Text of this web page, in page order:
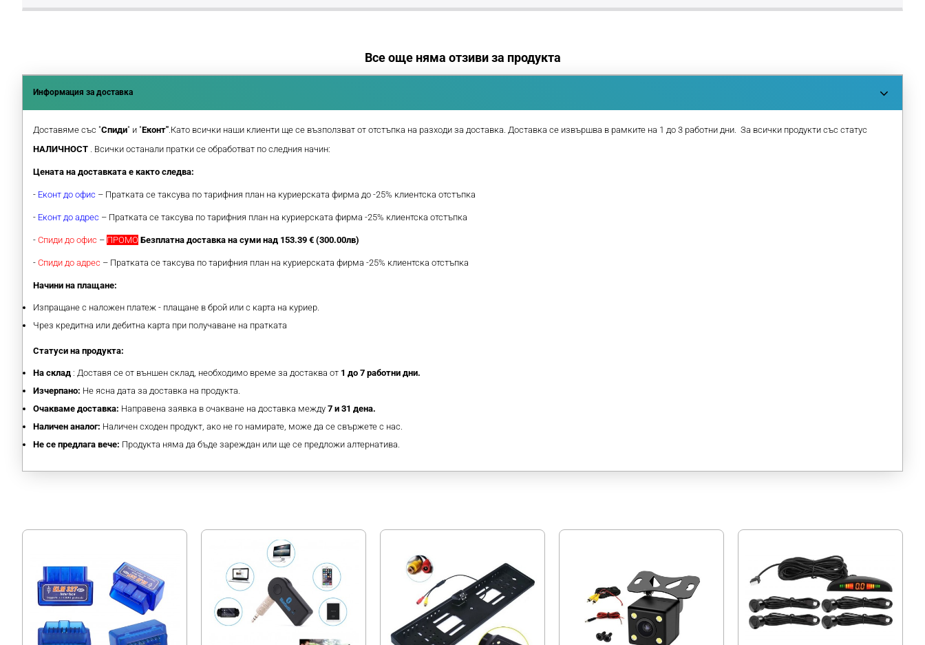
Все още няма отзиви за продукта
Информация за доставка
Доставяме със "Спиди" и "Еконт" .Като всички наши клиенти ще се възползват от отстъпка на разходи за доставка. Доставка се извършва в рамките на 1 до 3 работни дни. За всички продукти със статус
НАЛИЧНОСТ
. Всички останали пратки се обработват по следния начин:
Цената на доставката е както следва:
- Еконт до офис – Пратката се таксува по тарифния план на куриерската фирма до -25% клиентска отстъпка
- Еконт до адрес – Пратката се таксува по тарифния план на куриерската фирма -25% клиентска отстъпка
- Спиди до офис – ПРОМО Безплатна доставка на суми над 153.39 € (300.00лв)
- Спиди до адрес – Пратката се таксува по тарифния план на куриерската фирма -25% клиентска отстъпка
Начини на плащане:
Изпращане с наложен платеж - плащане в брой или с карта на куриер.
Чрез кредитна или дебитна карта при получаване на пратката
Статуси на продукта:
На склад : Доставя се от външен склад, необходимо време за достаква от 1 до 7 работни дни.
Изчерпано: Не ясна дата за доставка на продукта.
Очакваме доставка: Направена заявка в очакване на доставка между 7 и 31 дена.
Наличен аналог: Наличен сходен продукт, ако не го намирате, може да се свържете с нас.
Не се предлага вече: Продукта няма да бъде зареждан или ще се предложи алтернатива.